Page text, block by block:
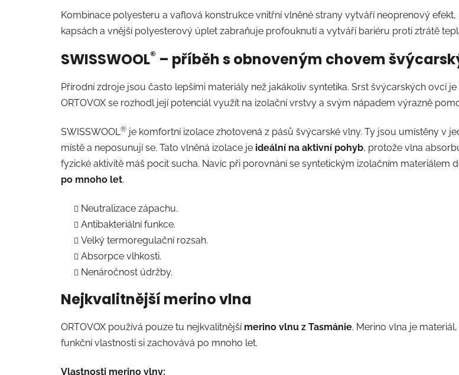
Kombinace polyesteru a vaflová konstrukce vnitřní vlněné strany vytváří neoprenový
kapsách a vnější polyesterový úplet zabraňuje profouknutí a vytváří bariéru proti ztrátě
SWISSWOOL® – příběh s obnoveným chovem
Přírodní zdroje jsou často lepšími materiály než jakákoliv syntetika. Srst švýcarských ovcí
ORTOVOX se rozhodl její potenciál využít na izolační vrstvy a svým nápadem výrazně
SWISSWOOL® je komfortní izolace zhotovená z pásů švýcarské vlny. Ty jsou umístěny v
místě a neposunují se. Tato vlněná izolace je ideální na aktivní pohyb, protože vlna
fyzické aktivitě máš pocit sucha. Navíc při porovnání se syntetickým izolačním materiálem
po mnoho let.
Neutralizace zápachu.
Antibakteriální funkce.
Velký termoregulační rozsah.
Absorpce vlhkosti.
Nenáročnost údržby.
Nejkvalitnější merino vlna
ORTOVOX používá pouze tu nejkvalitnější merino vlnu z Tasmánie. Merino vlna je
funkční vlastnosti si zachovává po mnoho let.
Vlastnosti merino vlny: